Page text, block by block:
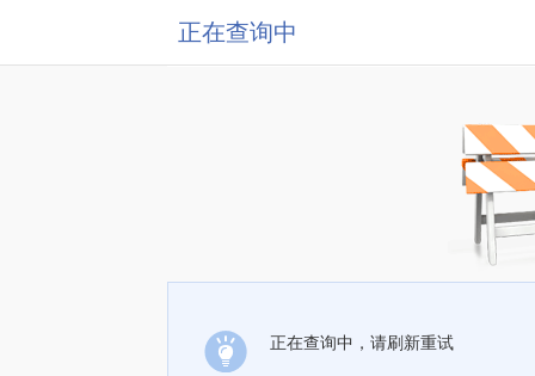
正在查询中
正在查询中，请刷新重试